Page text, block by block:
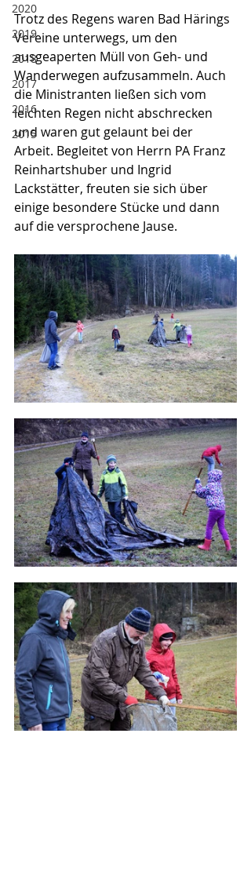
2020
2019
2018
2017
2016
2015
Trotz des Regens waren Bad Härings
Vereine unterwegs, um den
ausgeaperten Müll von Geh- und
Wanderwegen aufzusammeln. Auch
die Ministranten ließen sich vom
leichten Regen nicht abschrecken
und waren gut gelaunt bei der
Arbeit. Begleitet von Herrn PA Franz
Reinhartshuber und Ingrid
Lackstätter, freuten sie sich über
einige besondere Stücke und dann
auf die versprochene Jause.